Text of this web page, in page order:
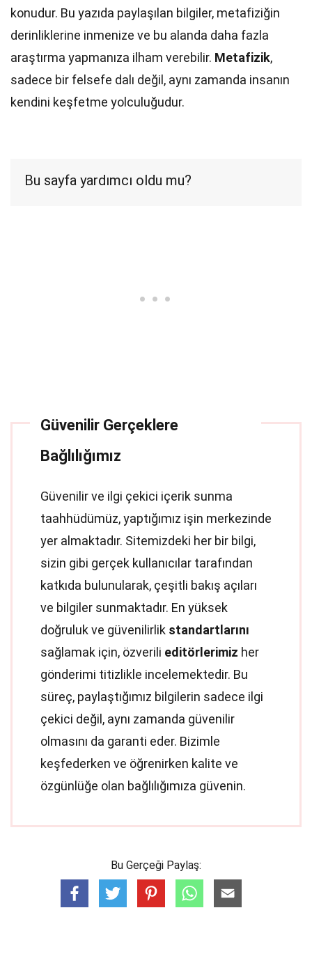
konudur. Bu yazıda paylaşılan bilgiler, metafiziğin
derinliklerine inmenize ve bu alanda daha fazla
araştırma yapmanıza ilham verebilir. Metafizik,
sadece bir felsefe dalı değil, aynı zamanda insanın
kendini keşfetme yolculuğudur.
Bu sayfa yardımcı oldu mu?
Güvenilir Gerçeklere
Bağlılığımız
Güvenilir ve ilgi çekici içerik sunma
taahhüdümüz, yaptığımız işin merkezinde
yer almaktadır. Sitemizdeki her bir bilgi,
sizin gibi gerçek kullanıcılar tarafından
katkıda bulunularak, çeşitli bakış açıları
ve bilgiler sunmaktadır. En yüksek
doğruluk ve güvenilirlik standartlarını
sağlamak için, özverili editörlerimiz her
gönderimi titizlikle incelemektedir. Bu
süreç, paylaştığımız bilgilerin sadece ilgi
çekici değil, aynı zamanda güvenilir
olmasını da garanti eder. Bizimle
keşfederken ve öğrenirken kalite ve
özgünlüğe olan bağlılığımıza güvenin.
Bu Gerçeği Paylaş: